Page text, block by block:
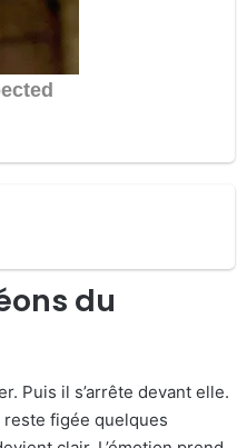
du
Puis il s’arrête devant elle.
reste figée quelques